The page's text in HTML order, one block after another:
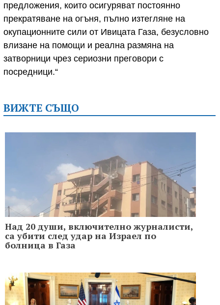
предложения, които осигуряват постоянно
прекратяване на огъня, пълно изтегляне на
окупационните сили от Ивицата Газа, безусловно
влизане на помощи и реална размяна на
затворници чрез сериозни преговори с
посредници.“
ВИЖТЕ СЪЩО
Над 20 души, включително журналисти,
са убити след удар на Израел по
болница в Газа